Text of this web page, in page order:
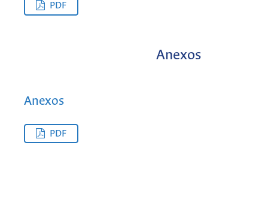
PDF
Anexos
Anexos
PDF